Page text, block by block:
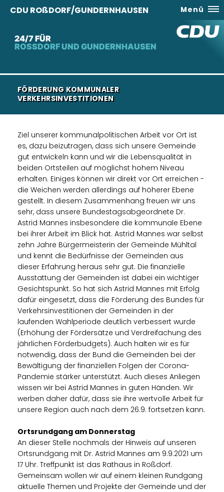
24/7 FÜR
ROSSDORF UND GUNDERNHAUSEN
CDU ROßDORF/GUNDERNHAUSEN Menü
FÖRDERUNG KOMMUNALER
VERKEHRSINVESTITIONEN
Ziel unserer kommunalpolitischen Arbeit vor Ort ist
es, dazu beizutragen, dass sich unsere Gemeinde
gut entwickeln kann und wir die Lebensqualität in
beiden Ortsteilen auf möglichst hohem Niveau
erhalten. Einiges können wir direkt vor Ort erreichen -
die Weichen werden allerdings auf höherer Ebene
gestellt. In diesem Zusammenhang freuen wir uns
sehr, dass unsere Bundestagsabgeordnete Dr.
Astrid Mannes insbesondere die kommunale Ebene
bei ihrer Arbeit im Blick hat. Astrid Mannes war selbst
zehn Jahre Bürgermeisterin der Gemeinde Mühltal
und kennt die Bedürfnisse der Gemeinden aus
dieser Erfahrung heraus sehr gut. Die finanzielle
Ausstattung der Gemeinden ist dabei ein wichtiger
Gesichtspunkt. So hat sich Astrid Mannes mit Erfolg
dafür eingesetzt, dass die Förderung des Bundes für
Verkehrsinvestitionen der Gemeinden in der
laufenden Wahlperiode deutlich verbessert wurde
(Erhöhung der Fördersätze und Verdreifachung des
jährlichen Förderbudgets). Auch halten wir es für
notwendig, dass der Bund die Gemeinden bei der
Bewältigung der finanziellen Folgen der Corona-
Pandemie stärker unterstützt. Auch dieses Anliegen
wissen wir bei Astrid Mannes in guten Händen. Wir
werben daher dafür, dass sie ihre wertvolle Arbeit für
unsere Region auch nach dem 26.9. fortsetzen kann.
Ortsrundgang am Donnerstag
An dieser Stelle nochmals der Hinweis auf unseren
Ortsrundgang mit Dr. Astrid Mannes am 9.9.2021 um
17 Uhr. Treffpunkt ist das Rathaus in Roßdorf.
Gemeinsam wollen wir auf einem kleinen Rundgang
aktuelle Themen und Projekte der Gemeinde und der